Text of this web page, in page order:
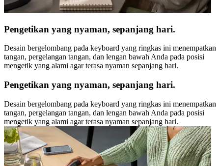
Pengetikan yang nyaman, sepanjang hari.
Desain bergelombang pada keyboard yang ringkas ini menempatkan
tangan, pergelangan tangan, dan lengan bawah Anda pada posisi
mengetik yang alami agar terasa nyaman sepanjang hari.
Pengetikan yang nyaman, sepanjang hari.
Desain bergelombang pada keyboard yang ringkas ini menempatkan
tangan, pergelangan tangan, dan lengan bawah Anda pada posisi
mengetik yang alami agar terasa nyaman sepanjang hari.